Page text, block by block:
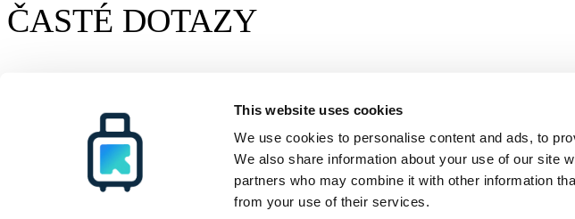
This website uses cookies
We use cookies to personalise content and ads, to
We also share information about your use of our site
partners who may combine it with other information
from your use of their services.
ČASTÉ DOTAZY
Staňte se partnerem
Všechna cílová místa
Zásady používání souborů
© Radical Storage • Lean Team S.R.L. • P. IVA 14104111001
Radical je také financován investičním fondem „Vertis Venture 4 Scaleup Lazio“ spravovaným společností